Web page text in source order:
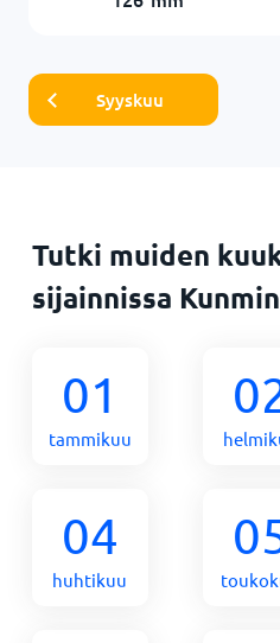
Syyskuu
Tutki muiden
sijainnissa
01
tammikuu
04
huhtikuu